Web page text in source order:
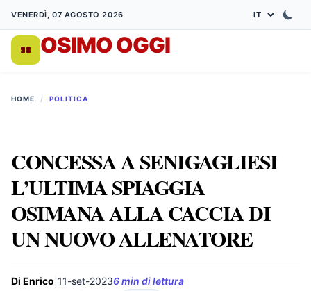
VENERDÌ, 07 AGOSTO 2026
OSIMO OGGI
HOME / POLITICA
CONCESSA A SENIGAGLIESI
L’ULTIMA SPIAGGIA
OSIMANA ALLA CACCIA DI
UN NUOVO ALLENATORE
Di Enrico 11-set-20236 min di lettura